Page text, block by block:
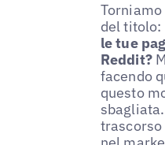
del titolo:
le tue
Reddit?
facendo
questo